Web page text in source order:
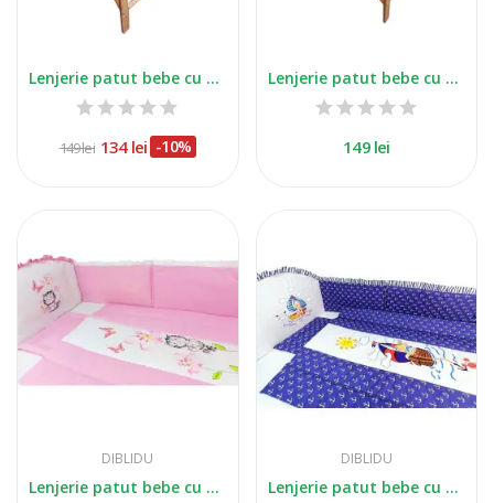
Lenjerie patut bebe cu 5 piese buburuza
149 lei 134 lei -10%
Lenjerie patut bebe cu 5 piese vulpita
149 lei
DIBLIDU
Lenjerie patut bebe cu 5 piese exclusiv...
DIBLIDU
Lenjerie patut bebe cu 5 piese exclusiv marinar